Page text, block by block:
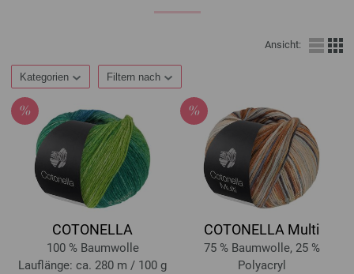
Ansicht:
Kategorien Filtern nach
COTONELLA
100 % Baumwolle
Lauflänge: ca. 280 m / 100 g
COTONELLA Multi
75 % Baumwolle, 25 %
Polyacryl